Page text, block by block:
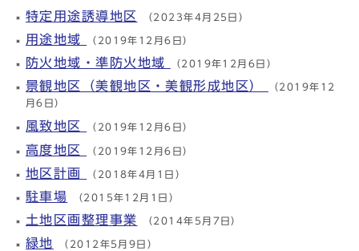
特定用途誘導地区 （2023年4月25日）
用途地域 （2019年12月6日）
防火地域・準防火地域 （2019年12月6日）
景観地区（美観地区・美観形成地区） （2019年12
月6日）
風致地区 （2019年12月6日）
高度地区 （2019年12月6日）
地区計画 （2018年4月1日）
駐車場 （2015年12月1日）
土地区画整理事業 （2014年5月7日）
緑地 （2012年5月9日）